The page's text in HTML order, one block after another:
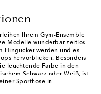
Ihrem Gym-Ensemble
Modelle wunderbar zeitlos
Hingucker werden und es
hervorblicken. Besonders
leuchtende Farbe in den
Schwarz oder Weiß, ist
Sporthose in